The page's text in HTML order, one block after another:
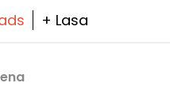
+ Lasa